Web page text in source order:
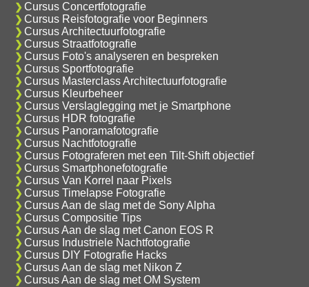
Cursus Concertfotografie
Cursus Reisfotografie voor Beginners
Cursus Architectuurfotografie
Cursus Straatfotografie
Cursus Foto's analyseren en bespreken
Cursus Sportfotografie
Cursus Masterclass Architectuurfotografie
Cursus Kleurbeheer
Cursus Verslaglegging met je Smartphone
Cursus HDR fotografie
Cursus Panoramafotografie
Cursus Nachtfotografie
Cursus Fotograferen met een Tilt-Shift objectief
Cursus Smartphonefotografie
Cursus Van Korrel naar Pixels
Cursus Timelapse Fotografie
Cursus Aan de slag met de Sony Alpha
Cursus Compositie Tips
Cursus Aan de slag met Canon EOS R
Cursus Industriele Nachtfotografie
Cursus DIY Fotografie Hacks
Cursus Aan de slag met Nikon Z
Cursus Aan de slag met OM System